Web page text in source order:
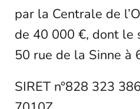
par la Centrale de
de 40 000 €, dont le
50 rue de la Sinne à
SIRET n°828 323